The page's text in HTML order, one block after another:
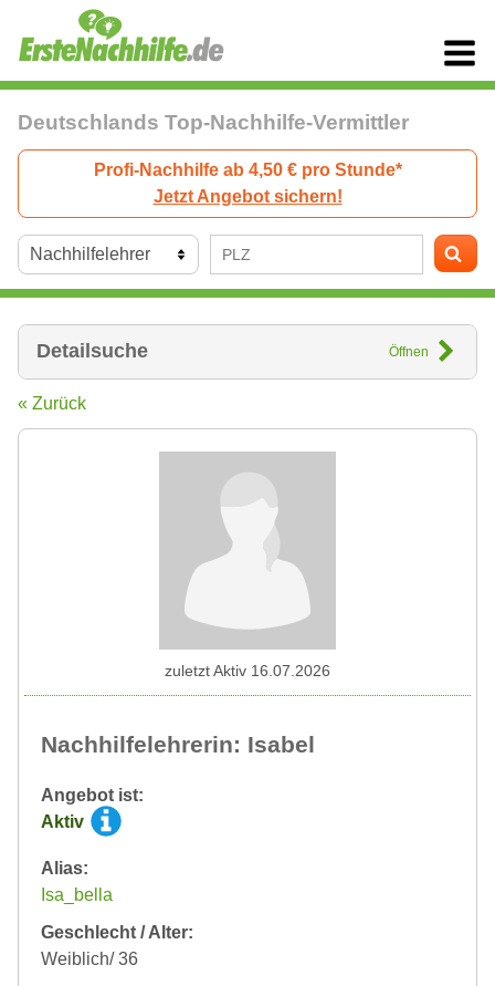
Deutschlands Top-Nachhilfe-Vermittler
Profi-Nachhilfe ab 4,50 € pro Stunde*
Jetzt Angebot sichern!
Detailsuche Öffnen
« Zurück
Nachhilfelehrerin: Isabel
Angebot ist:
Aktiv
Alias:
Isa_bella
Geschlecht / Alter:
Weiblich/ 36
zuletzt Aktiv 16.07.2026